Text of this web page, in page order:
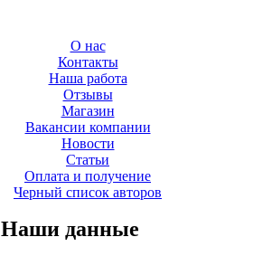
О нас
Контакты
Наша работа
Отзывы
Магазин
Вакансии компании
Новости
Статьи
Оплата и получение
Черный список авторов
Наши данные